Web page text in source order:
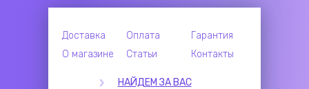
Доставка Оплата
Гарантия
О магазине
Статьи Контакты
НАЙДЕМ ЗА ВАС